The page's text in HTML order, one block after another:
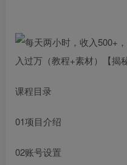
课程目录
01项目介绍
02账号设置